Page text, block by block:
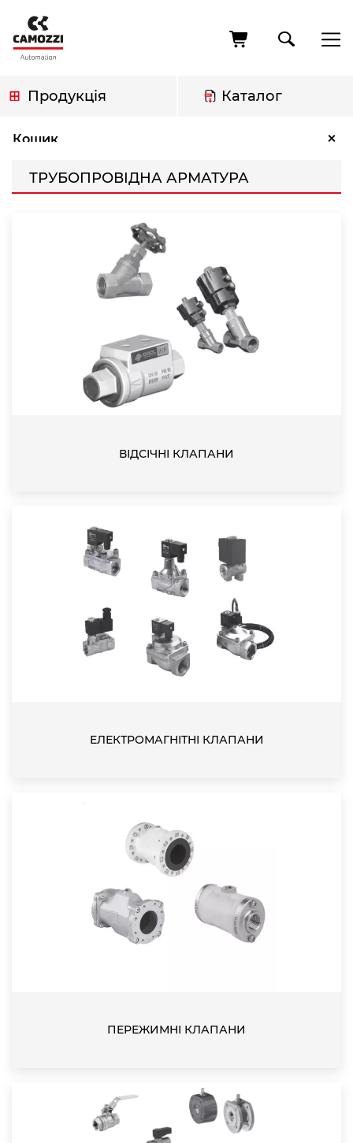
основного
вмісту
Продукція Каталог
Кошик ×
навіґації
ТРУБОПРОВІДНА АРМАТУРА
ВІДСІЧНІ КЛАПАНИ
ЕЛЕКТРОМАГНІТНІ КЛАПАНИ
ПЕРЕЖИМНІ КЛАПАНИ